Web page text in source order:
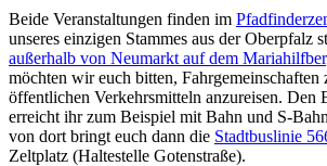
Beide Veranstaltungen finden im
unseres einzigen Stammes aus der Oberpfalz
außerhalb von Neumarkt auf dem
möchten wir euch bitten, Fahrgemeinschaften
öffentlichen Verkehrsmitteln anzureisen. Den
erreicht ihr zum Beispiel mit Bahn und S-
von dort bringt euch dann die Stadtbuslinie
Zeltplatz (Haltestelle Gotenstraße).